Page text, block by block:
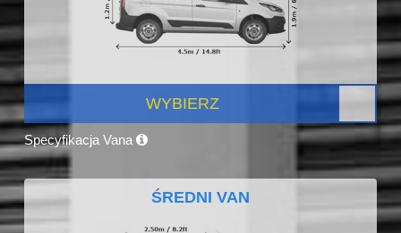
WYBIERZ
Specyfikacja Vana
ŚREDNI VAN